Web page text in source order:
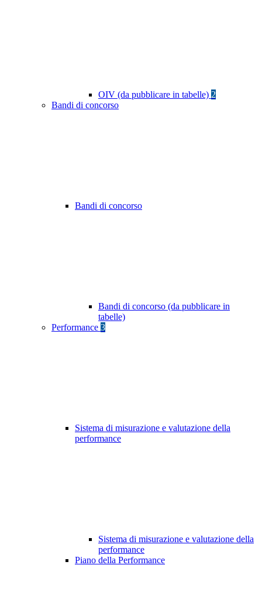
OIV (da pubblicare in tabelle) 2
Bandi di concorso
Bandi di concorso
Bandi di concorso (da pubblicare in
tabelle)
Performance 3
Sistema di misurazione e valutazione della
performance
Sistema di misurazione e valutazione della
performance
Piano della Performance